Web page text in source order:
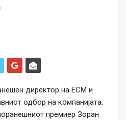
директор на ЕСМ и
одбор на компанијата,
премиер Зоран